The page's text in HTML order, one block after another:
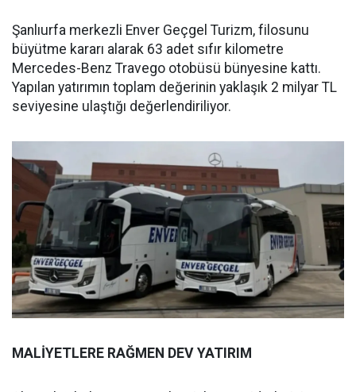
Şanlıurfa merkezli Enver Geçgel Turizm, filosunu
büyütme kararı alarak 63 adet sıfır kilometre
Mercedes-Benz Travego otobüsü bünyesine kattı.
Yapılan yatırımın toplam değerinin yaklaşık 2 milyar TL
seviyesine ulaştığı değerlendiriliyor.
MALİYETLERE RAĞMEN DEV YATIRIM